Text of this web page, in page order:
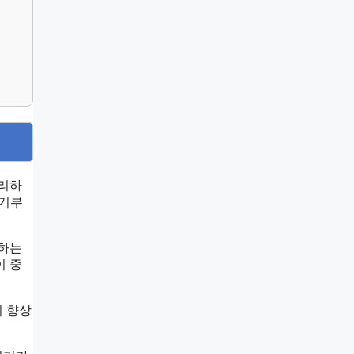
하
부
는
중
향상